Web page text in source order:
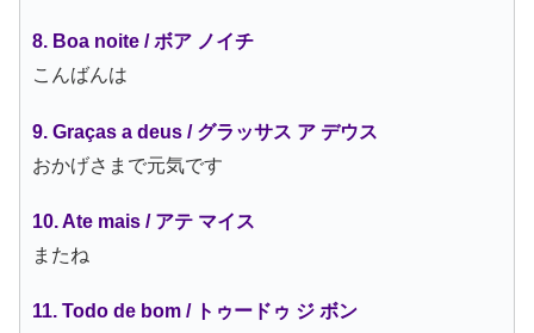
8. Boa noite / ボア ノイチ
こんばんは
9. Graças a deus / グラッサス ア デウス
おかげさまで元気です
10. Ate mais / アテ マイス
またね
11. Todo de bom / トゥードゥ ジ ボン